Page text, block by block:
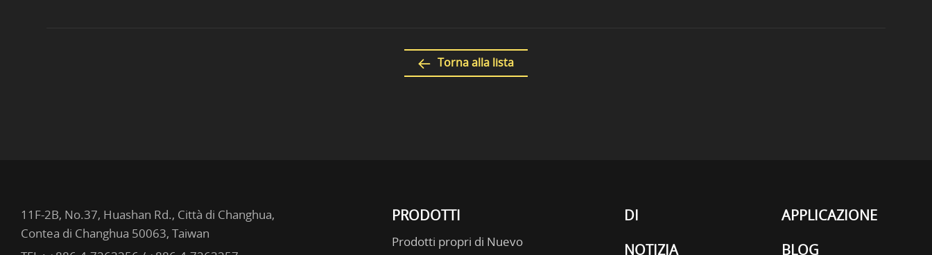
Torna alla lista
PRODOTTI
Prodotti propri di Nuevo
DI
APPLICAZIONE
NOTIZIA
BLOG
11F-2B, No.37, Huashan Rd., Città di Changhua,
Contea di Changhua 50063, Taiwan